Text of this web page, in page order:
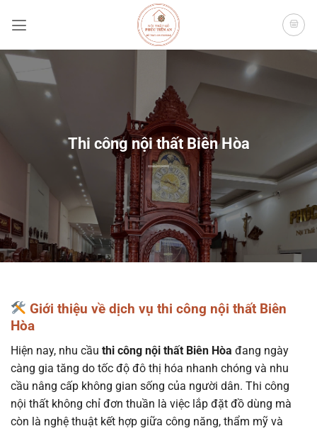
qua
dung
Thi công nội thất Biên Hòa
Giới thiệu về dịch vụ thi công nội thất Biên
Hòa
Hiện nay, nhu cầu thi công nội thất Biên Hòa đang ngày
càng gia tăng do tốc độ đô thị hóa nhanh chóng và nhu
cầu nâng cấp không gian sống của người dân. Thi công
nội thất không chỉ đơn thuần là việc lắp đặt đồ dùng mà
còn là nghệ thuật kết hợp giữa công năng, thẩm mỹ và